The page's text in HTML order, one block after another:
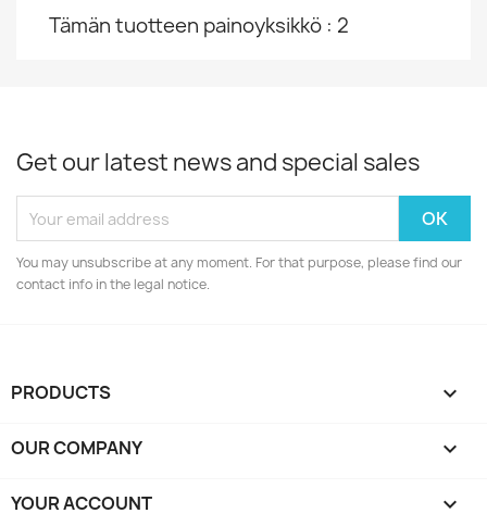
Tämän tuotteen painoyksikkö : 2
Get our latest news and special sales
You may unsubscribe at any moment. For that purpose, please find our
contact info in the legal notice.
PRODUCTS 
OUR COMPANY 
YOUR ACCOUNT 